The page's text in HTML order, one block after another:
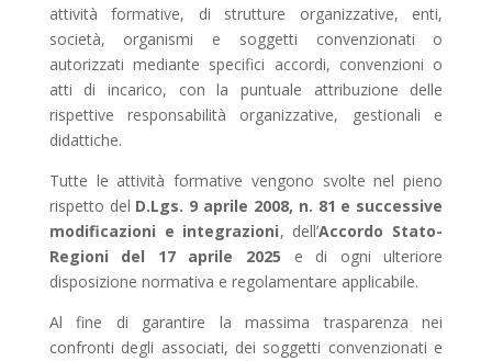
attività formative, di strutture organizzative, enti,
società, organismi e soggetti convenzionati o
autorizzati mediante specifici accordi, convenzioni o
atti di incarico, con la puntuale attribuzione delle
rispettive responsabilità organizzative, gestionali e
didattiche.
Tutte le attività formative vengono svolte nel pieno
rispetto del D.Lgs. 9 aprile 2008, n. 81 e successive
modificazioni e integrazioni, dell’Accordo Stato-
Regioni del 17 aprile 2025 e di ogni ulteriore
disposizione normativa e regolamentare applicabile.
Al fine di garantire la massima trasparenza nei
confronti degli associati, dei soggetti convenzionati e